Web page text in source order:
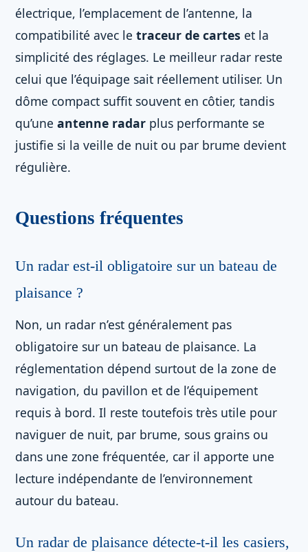
électrique, l’emplacement de l’antenne, la
compatibilité avec le traceur de cartes et la
simplicité des réglages. Le meilleur radar reste
celui que l’équipage sait réellement utiliser. Un
dôme compact suffit souvent en côtier, tandis
qu’une antenne radar plus performante se
justifie si la veille de nuit ou par brume devient
régulière.
Questions fréquentes
Un radar est-il obligatoire sur un bateau de
plaisance ?
Non, un radar n’est généralement pas
obligatoire sur un bateau de plaisance. La
réglementation dépend surtout de la zone de
navigation, du pavillon et de l’équipement
requis à bord. Il reste toutefois très utile pour
naviguer de nuit, par brume, sous grains ou
dans une zone fréquentée, car il apporte une
lecture indépendante de l’environnement
autour du bateau.
Un radar de plaisance détecte-t-il les casiers,